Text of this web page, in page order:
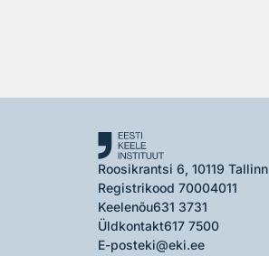
Roosikrantsi 6, 10119 Tallinn
Registrikood 70004011
Keelenõu631 3731
Üldkontakt617 7500
E-posteki@eki.ee